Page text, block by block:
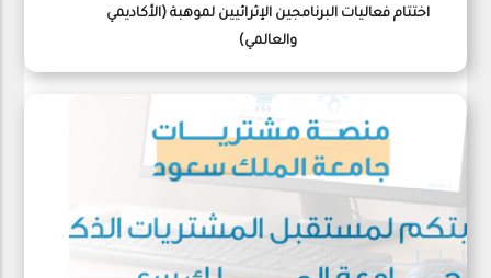
اختتام فعاليات البرنامجين الإثرائيين لموهبة (الأكاديمي
والعالمي)